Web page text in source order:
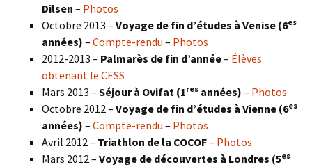
Dilsen – Photos
Octobre 2013 – Voyage de fin d’études à Venise (6es
années) – Compte-rendu – Photos
2012-2013 – Palmarès de fin d’année– Élèves
obtenant le CESS
Mars 2013 – Séjour à Ovifat (1res années) – Photos
Octobre 2012 – Voyage de fin d’études à Vienne (6es
années) – Compte-rendu – Photos
Avril 2012 – Triathlon de la COCOF– Photos
Mars 2012 – Voyage de découvertes à Londres (5es